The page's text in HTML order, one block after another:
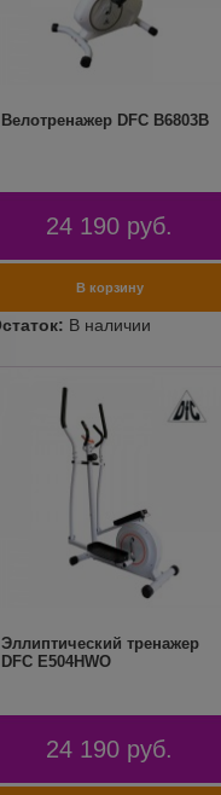
Велотренажер DFC B6803B
24 190 руб.
Эллиптический тренажер
DFC E504HWO
24 190 руб.